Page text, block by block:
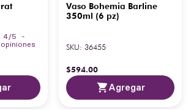
4/5
-
opiniones
Vaso Bohemia Barline
350ml (6 pz)
SKU: 36455
$594.00
Agregar